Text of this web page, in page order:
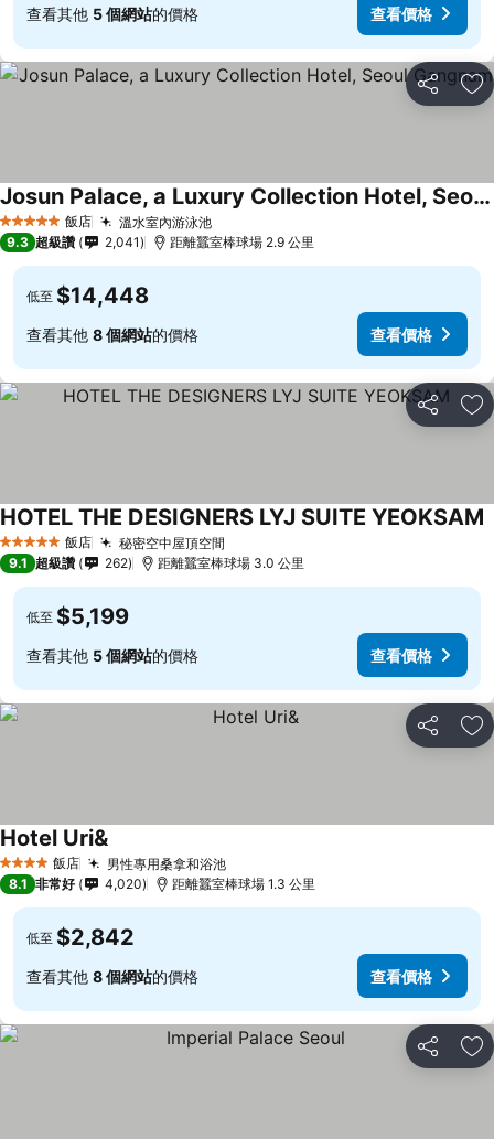
查看其他 5 個網站的價格 查看價格
分享 加
5 星級 飯店 溫水室內游泳池
Josun Palace, a Luxury Collection Hotel, Seoul Gangnam
9.3 超級讚 2,041 距離蠶室棒球場 2.9 公里
低至 $14,448
查看其他 8 個網站的價格 查看價格
分享 加
5 星級 飯店 秘密空中屋頂空間
HOTEL THE DESIGNERS LYJ SUITE YEOKSAM
9.1 超級讚 262 距離蠶室棒球場 3.0 公里
低至 $5,199
查看其他 5 個網站的價格 查看價格
分享 加
4 星級 飯店 男性專用桑拿和浴池
Hotel Uri&
8.1 非常好 4,020 距離蠶室棒球場 1.3 公里
低至 $2,842
查看其他 8 個網站的價格 查看價格
分享 加